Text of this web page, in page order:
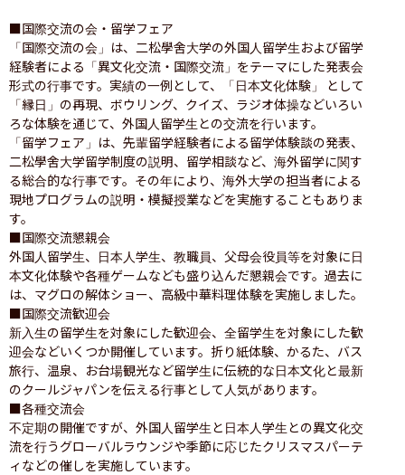
■国際交流の会・留学フェア
「国際交流の会」は、二松學舍大学の外国人留学生および留学
経験者による「異文化交流・国際交流」をテーマにした発表会
形式の行事です。実績の一例として、「日本文化体験」 として
「縁日」の再現、ボウリング、クイズ、ラジオ体操などいろい
ろな体験を通じて、外国人留学生との交流を行います。
「留学フェア」は、先輩留学経験者による留学体験談の発表、
二松學舍大学留学制度の説明、留学相談など、海外留学に関す
る総合的な行事です。その年により、海外大学の担当者による
現地プログラムの説明・模擬授業などを実施することもありま
す。
■国際交流懇親会
外国人留学生、日本人学生、教職員、父母会役員等を対象に日
本文化体験や各種ゲームなども盛り込んだ懇親会です。過去に
は、マグロの解体ショー、高級中華料理体験を実施しました。
■国際交流歓迎会
新入生の留学生を対象にした歓迎会、全留学生を対象にした歓
迎会などいくつか開催しています。折り紙体験、かるた、バス
旅行、温泉、お台場観光など留学生に伝統的な日本文化と最新
のクールジャパンを伝える行事として人気があります。
■各種交流会
不定期の開催ですが、外国人留学生と日本人学生との異文化交
流を行うグローバルラウンジや季節に応じたクリスマスパーテ
ィなどの催しを実施しています。